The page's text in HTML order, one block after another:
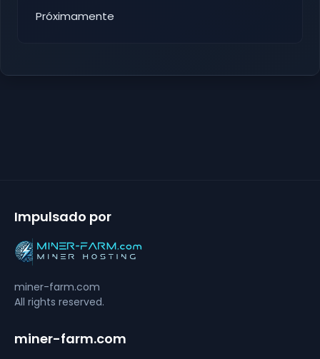
Próximamente
Impulsado por
miner-farm.com
All rights reserved.
miner-farm.com